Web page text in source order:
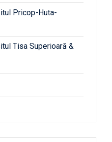
Pricop-Huta-
Tisa Superioară &